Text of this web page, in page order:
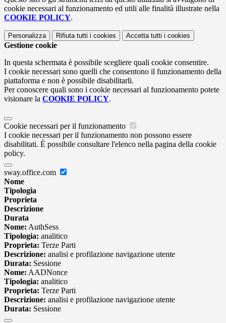
cookie necessari al funzionamento ed utili alle finalità illustrate nella
COOKIE POLICY.
Personalizza Rifiuta tutti i cookies Accetta tutti i cookies
Gestione cookie
In questa schermata è possibile scegliere quali cookie consentire.
I cookie necessari sono quelli che consentono il funzionamento della
piattaforma e non è possibile disabilitarli.
Per conoscere quali sono i cookie necessari al funzionamento potete
visionare la COOKIE POLICY.
Cookie necessari per il funzionamento
I cookie necessari per il funzionamento non possono essere
disabilitati. È possibile consultare l'elenco nella pagina della cookie
policy.
sway.office.com
Nome
Tipologia
Proprieta
Descrizione
Durata
Nome: AuthSess
Tipologia: analitico
Proprieta: Terze Parti
Descrizione: analisi e profilazione navigazione utente
Durata: Sessione
Nome: AADNonce
Tipologia: analitico
Proprieta: Terze Parti
Descrizione: analisi e profilazione navigazione utente
Durata: Sessione